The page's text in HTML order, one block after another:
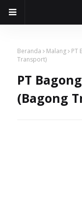
Beranda Malang
PT
Transport)
PT
(Bagong